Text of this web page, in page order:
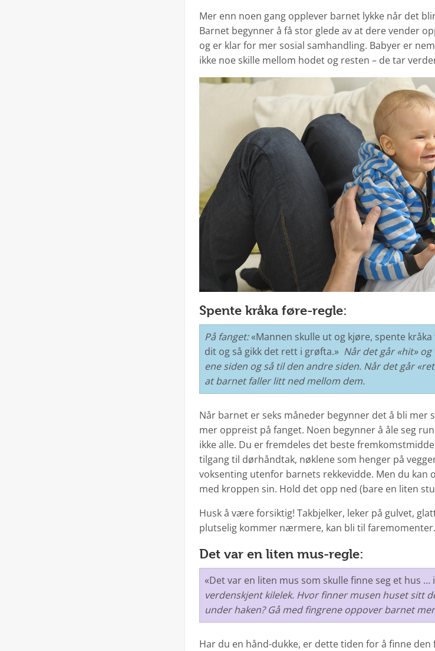
Mer enn noen gang opplever barnet lykke når det
Barnet begynner å få stor glede av at dere vender
og er klar for mer sosial samhandling. Babyer er
ikke noe skille mellom hodet og resten – de tar
Spente kråka føre-regle:
På fanget:«Mannen skulle ut og kjøre, spente
dit og så gikk det rett i grøfta.» Når det går «hit»
ene siden og så til den andre siden. Når det går
at barnet faller litt ned mellom dem.
Når barnet er seks måneder begynner det å bli mer
mer oppreist på fanget. Noen begynner å åle seg
ikke alle. Du er fremdeles det beste
tilgang til dørhåndtak, nøklene som henger på
voksenting utenfor barnets rekkevidde. Men du kan
med kroppen sin. Hold det opp ned (bare en liten
Husk å være forsiktig! Takbjelker, leker på gulvet,
plutselig kommer nærmere, kan bli til faremomenter.
Det var en liten mus-regle:
«Det var en liten mus som skulle finne seg et hus
verdenskjent kilelek. Hvor finner musen huset sitt
under haken? Gå med fingrene oppover barnet
Har du en hånd-dukke, er dette tiden for å finne